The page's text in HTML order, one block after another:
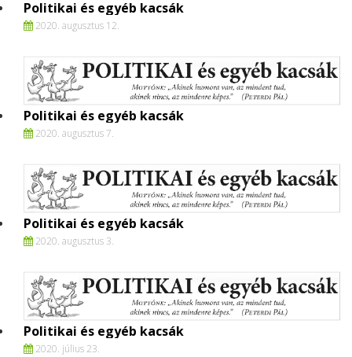
Politikai és egyéb kacsák
2020. augusztus 12.
Politikai és egyéb kacsák
2020. augusztus 7.
Politikai és egyéb kacsák
2020. augusztus 3.
Politikai és egyéb kacsák
2020. július 23.